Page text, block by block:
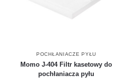
POCHŁANIACZE PYŁU
Momo J-404 Filtr kasetowy do
pochłaniacza pyłu